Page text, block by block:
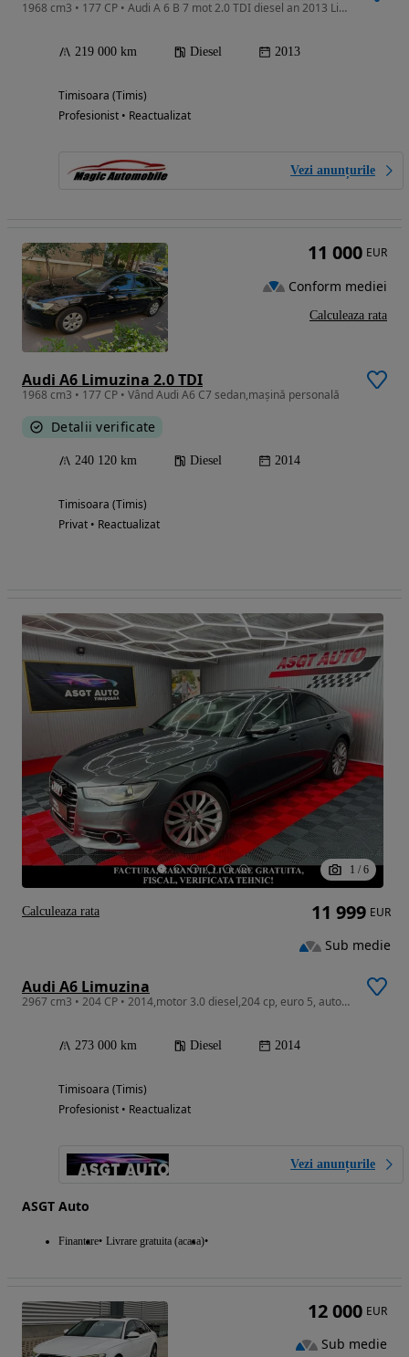
1968 cm3 • 177 CP • Audi A 6 B 7 mot 2.0 TDI diesel an 2013 Limuzina euro 5 cutie automată
219 000 km Diesel 2013
Timisoara (Timis)
Profesionist • Reactualizat
Vezi anunțurile
Audi A6 Limuzina 2.0 TDI
1968 cm3 • 177 CP • Vând Audi A6 C7 sedan,mașină personală
Detalii verificate
240 120 km Diesel 2014
Timisoara (Timis)
Privat • Reactualizat
11 000 EUR
Conform mediei
Calculeaza rata
1 / 6
Audi A6 Limuzina
2967 cm3 • 204 CP • 2014,motor 3.0 diesel,204 cp, euro 5, automat, inmatriculat,livrare
273 000 km Diesel 2014
Timisoara (Timis)
Profesionist • Reactualizat
Vezi anunțurile
ASGT Auto
Finantare Livrare gratuita (acasa)
11 999 EUR
Sub medie
Calculeaza rata
12 000 EUR
Sub medie